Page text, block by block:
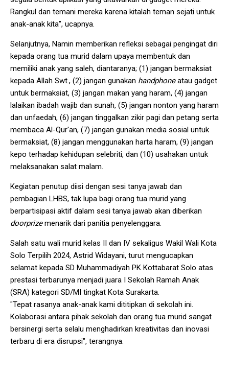
Rangkul dan temani mereka karena kitalah teman sejati untuk
anak-anak kita", ucapnya.
Selanjutnya, Namin memberikan refleksi sebagai pengingat diri
kepada orang tua murid dalam upaya membentuk dan
memiliki anak yang saleh, diantaranya; (1) jangan bermaksiat
kepada Allah Swt., (2) jangan gunakan handphoneatau gadget
untuk bermaksiat, (3) jangan makan yang haram, (4) jangan
lalaikan ibadah wajib dan sunah, (5) jangan nonton yang haram
dan unfaedah, (6) jangan tinggalkan zikir pagi dan petang serta
membaca Al-Qur'an, (7) jangan gunakan media sosial untuk
bermaksiat, (8) jangan menggunakan harta haram, (9) jangan
kepo terhadap kehidupan selebriti, dan (10) usahakan untuk
melaksanakan salat malam.
Kegiatan penutup diisi dengan sesi tanya jawab dan
pembagian LHBS, tak lupa bagi orang tua murid yang
berpartisipasi aktif dalam sesi tanya jawab akan diberikan
doorprizemenarik dari panitia penyelenggara.
Salah satu wali murid kelas II dan IV sekaligus Wakil Wali Kota
Solo Terpilih 2024, Astrid Widayani, turut mengucapkan
selamat kepada SD Muhammadiyah PK Kottabarat Solo atas
prestasi terbarunya menjadi juara I Sekolah Ramah Anak
(SRA) kategori SD/MI tingkat Kota Surakarta.
"Tepat rasanya anak-anak kami dititipkan di sekolah ini.
Kolaborasi antara pihak sekolah dan orang tua murid sangat
bersinergi serta selalu menghadirkan kreativitas dan inovasi
terbaru di era disrupsi", terangnya.